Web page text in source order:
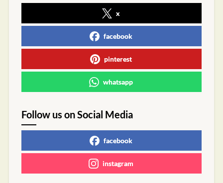
x
facebook
pinterest
whatsapp
Follow us on Social Media
facebook
instagram